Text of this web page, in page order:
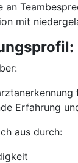
an
mit
Erfahrung
aus durch: